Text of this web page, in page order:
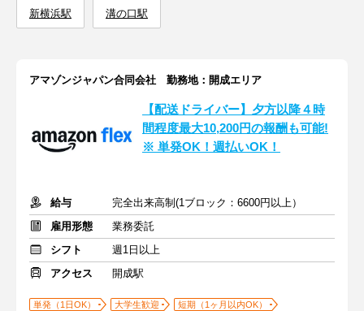
新横浜駅 溝の口駅
アマゾンジャパン合同会社 勤務地：開成エリア
【配送ドライバー】夕方以降４時
間程度最大10,200円の報酬も可能!
※ 単発OK！週払いOK！
給与
完全出来高制(1ブロック：6600円以上）
雇用形態
業務委託
シフト
週1日以上
アクセス
開成駅
単発（1日OK） 大学生歓迎
短期（1ヶ月以内OK）